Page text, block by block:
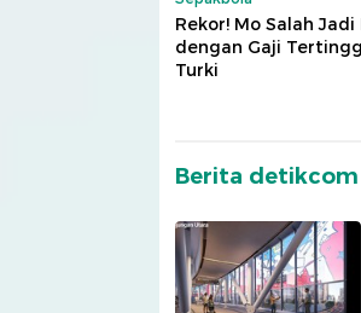
Rekor! Mo Salah Jadi
dengan Gaji
Turki
Berita detikcom